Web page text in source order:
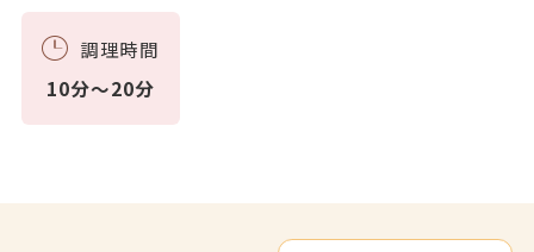
調理時間
10分～20分